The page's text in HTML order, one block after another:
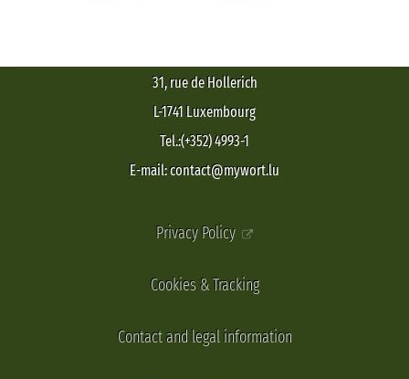
31, rue de Hollerich
L-1741 Luxembourg
Tel.:(+352) 4993-1
E-mail: contact@mywort.lu
Privacy Policy
Cookies & Tracking
Contact and legal information